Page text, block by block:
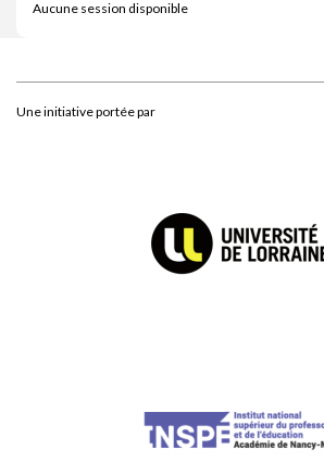
Aucune session disponible
Une initiative portée par